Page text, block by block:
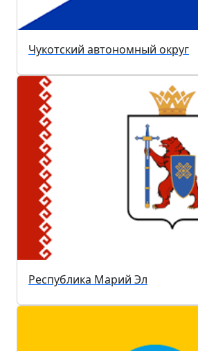
Чукотский автономный округ
Республика Марий Эл